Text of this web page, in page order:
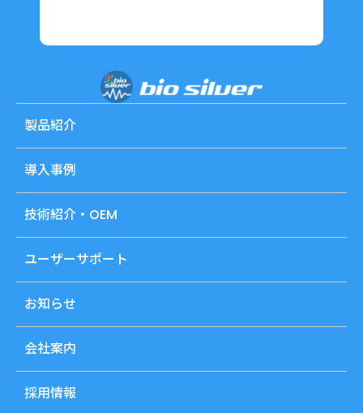
製品紹介
導入事例
技術紹介・OEM
ユーザーサポート
お知らせ
会社案内
採用情報